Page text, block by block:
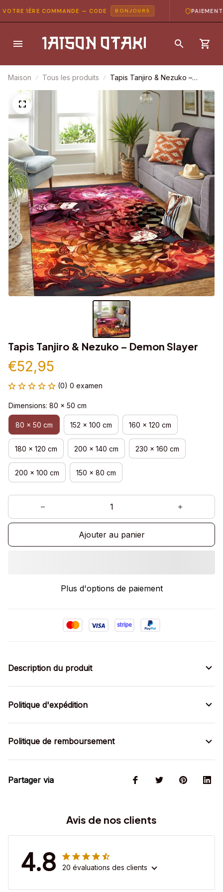
1ÈRE COMMANDE — CODE BONJOUR5 PAIEMENT
Maison Tous les produits
Tapis Tanjiro & Nezuko –
Demon Slayer
Tapis Tanjiro & Nezuko – Demon Slayer
€52,95
(0) 0 examen
Dimensions: 80 x 50 cm
80 x 50 cm 152 x 100 cm 160 x 120 cm
180 x 120 cm 200 x 140 cm 230 x 160 cm
200 x 100 cm 150 x 80 cm
Ajouter au panier
Plus d'options de paiement
Description du produit
Politique d'expédition
Politique de remboursement
Partager via
Avis de nos clients
4.8 20 évaluations des clients